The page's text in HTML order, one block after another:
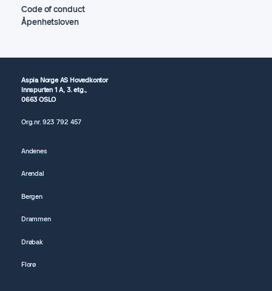
Code of conduct
Åpenhetsloven
Aspia Norge AS Hovedkontor
Innspurten 1 A, 3. etg.,
0663 OSLO
Org.nr.923 792457
Andenes
Arendal
Bergen
Drammen
Drøbak
Florø